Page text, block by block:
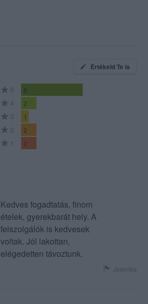
Értékeld Te is
5 8
4 2
3 1
2 2
1 2
Kedves fogadtatás, finom
ételek, gyerekbarát hely. A
felszolgálók is kedvesek
voltak. Jól lakottan,
elégedetten távoztunk.
Jelentés